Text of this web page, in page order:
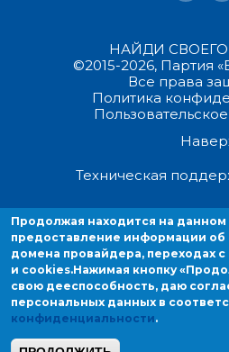
НАЙДИ СВОЕГО
©2015-2026, Партия
Все права
Политика
Техническая
Продолжая находиться на
предоставление информации об ip-
провайдера, переходах с одной
Продолжая находится на данном
предоставление информации об
домена провайдера, переходах
и cookies.Нажимая кнопку
свою дееспособность, даю
персональных данных в
конфиденциальности.